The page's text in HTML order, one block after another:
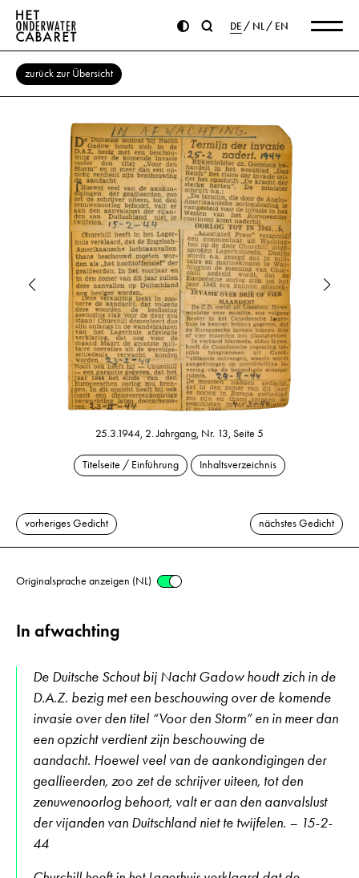
DE NL EN
zurück zur Übersicht
25.3.1944, 2. Jahrgang, Nr. 13, Seite 5
Titelseite / Einführung Inhaltsverzeichnis
vorheriges Gedicht nächstes Gedicht
Originalsprache anzeigen (NL)
In afwachting
De Duitsche Schout bij Nacht Gadow houdt zich in de
D.A.Z. bezig met een beschouwing over de komende
invasie over den titel “Voor den Storm” en in meer dan
een opzicht verdient zijn beschouwing de
aandacht. Hoewel veel van de aankondigingen der
geallieerden, zoo zet de schrijver uiteen, tot den
zenuwenoorlog behoort, valt er aan den aanvalslust
der vijanden van Duitschland niet te twijfelen. – 15-2-
44